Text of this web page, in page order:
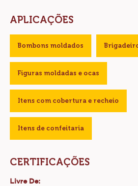
APLICAÇÕES
Bombons moldados
Figuras moldadas e ocas
Itens com cobertura e recheio
Itens de confeitaria
CERTIFICAÇÕES
Livre De: